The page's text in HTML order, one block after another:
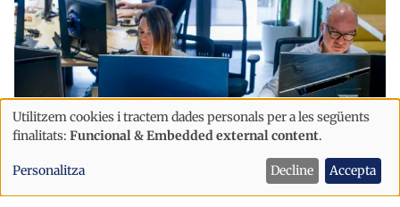
Economia
Les empreses andorranes incorporen
la ciberseguretat i les dades a la seva
Ús
de
dades
Utilitzem cookies i tractem dades personals per a les següents
finalitats: Funcional & Embedded external content.
Personalitza Decline Accepta